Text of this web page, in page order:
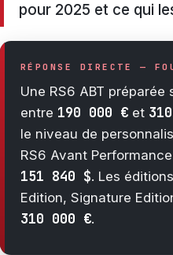
pour 2025 et ce qui
RÉPONSE DIRECTE —
Une RS6 ABT
entre 190 000 €et
le niveau de
RS6 Avant
151 840 $. Les
Edition, Signature
310 000 €.